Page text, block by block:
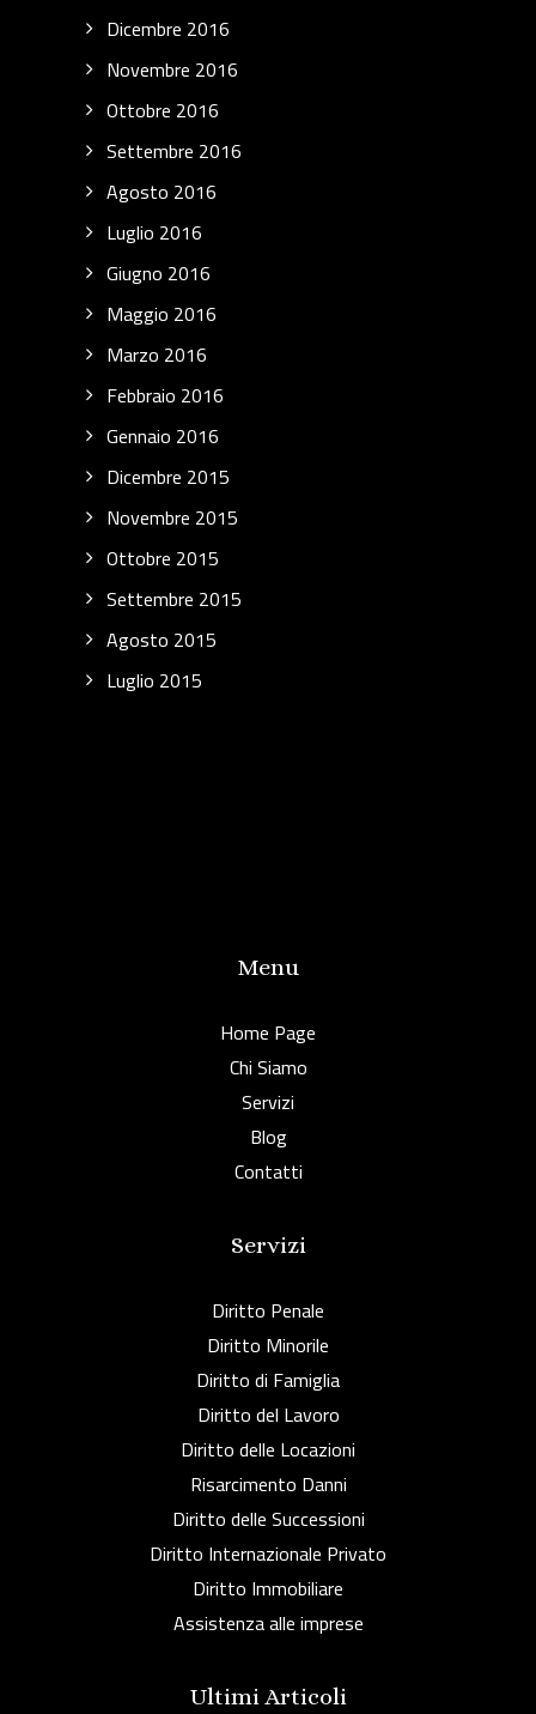
Dicembre 2016
Novembre 2016
Ottobre 2016
Settembre 2016
Agosto 2016
Luglio 2016
Giugno 2016
Maggio 2016
Marzo 2016
Febbraio 2016
Gennaio 2016
Dicembre 2015
Novembre 2015
Ottobre 2015
Settembre 2015
Agosto 2015
Luglio 2015
Menu
Home Page
Chi Siamo
Servizi
Blog
Contatti
Servizi
Diritto Penale
Diritto Minorile
Diritto di Famiglia
Diritto del Lavoro
Diritto delle Locazioni
Risarcimento Danni
Diritto delle Successioni
Diritto Internazionale Privato
Diritto Immobiliare
Assistenza alle imprese
Ultimi Articoli